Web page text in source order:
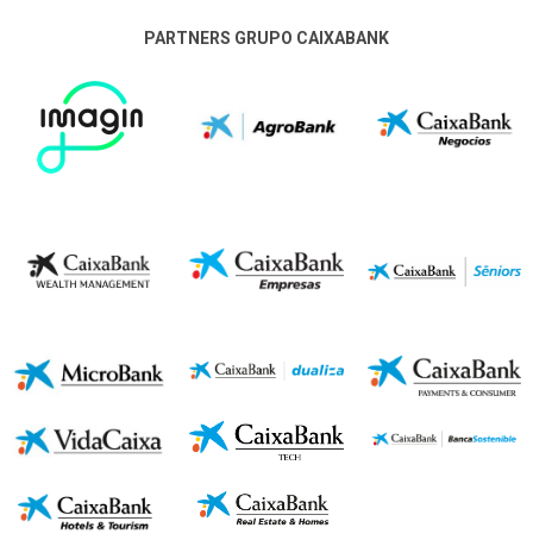
PARTNERS GRUPO CAIXABANK